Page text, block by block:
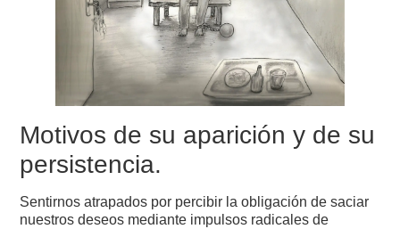
Motivos de su aparición y de su
persistencia.
Sentirnos atrapados por percibir la obligación de saciar
nuestros deseos mediante impulsos radicales de